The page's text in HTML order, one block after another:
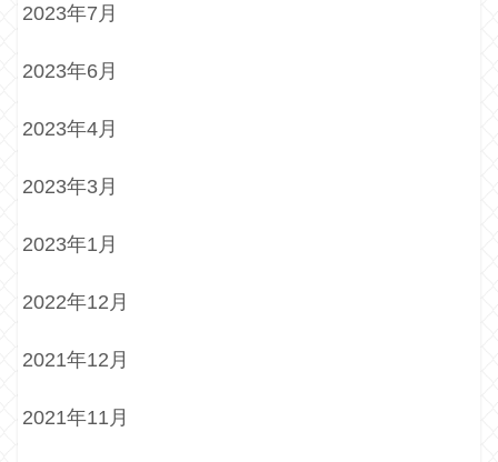
2023年7月
2023年6月
2023年4月
2023年3月
2023年1月
2022年12月
2021年12月
2021年11月